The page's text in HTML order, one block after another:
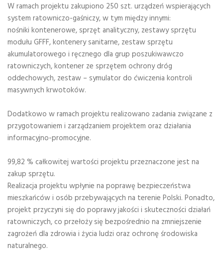
W ramach projektu zakupiono 250 szt. urządzeń wspierających
system ratowniczo-gaśniczy, w tym między innymi:
nośniki kontenerowe, sprzęt analityczny, zestawy sprzętu
modułu GFFF, kontenery sanitarne, zestaw sprzętu
akumulatorowego i ręcznego dla grup poszukiwawczo
ratowniczych, kontener ze sprzętem ochrony dróg
oddechowych, zestaw – symulator do ćwiczenia kontroli
masywnych krwotoków.
Dodatkowo w ramach projektu realizowano zadania związane z
przygotowaniem i zarządzaniem projektem oraz działania
informacyjno-promocyjne.
99,82 % całkowitej wartości projektu przeznaczone jest na
zakup sprzętu.
Realizacja projektu wpłynie na poprawę bezpieczeństwa
mieszkańców i osób przebywających na terenie Polski. Ponadto,
projekt przyczyni się do poprawy jakości i skuteczności działań
ratowniczych, co przełoży się bezpośrednio na zmniejszenie
zagrożeń dla zdrowia i życia ludzi oraz ochronę środowiska
naturalnego.